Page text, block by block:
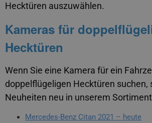
Hecktüren auszuwählen.
Kameras für
Hecktüren
Wenn Sie eine Kamera für ein
doppelflügeligen Hecktüren suchen,
Neuheiten neu in unserem
Mercedes-Benz Citan 2021 – heute